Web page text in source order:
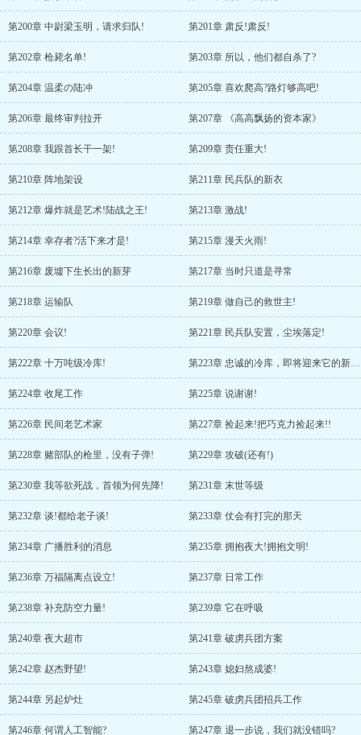
第200章 中尉梁玉明，请求归队! 第201章 肃反!肃反!
第202章 枪毙名单! 第203章 所以，他们都自杀了?
第204章 温柔の陆冲 第205章 喜欢爬高?路灯够高吧!
第206章 最终审判拉开 第207章 《高高飘扬的资本家》
第208章 我跟首长干一架! 第209章 责任重大!
第210章 阵地架设 第211章 民兵队的新衣
第212章 爆炸就是艺术!陆战之王! 第213章 激战!
第214章 幸存者?活下来才是! 第215章 漫天火雨!
第216章 废墟下生长出的新芽 第217章 当时只道是寻常
第218章 运输队 第219章 做自己的救世主!
第220章 会议! 第221章 民兵队安置，尘埃落定!
第222章 十万吨级冷库! 第223章 忠诚的冷库，即将迎来它的新领导!
第224章 收尾工作 第225章 说谢谢!
第226章 民间老艺术家 第227章 捡起来!把巧克力捡起来!!
第228章 赌部队的枪里，没有子弹! 第229章 攻破(还有!)
第230章 我等欲死战，首领为何先降! 第231章 末世等级
第232章 谈!都给老子谈! 第233章 仗会有打完的那天
第234章 广播胜利的消息 第235章 拥抱夜大!拥抱文明!
第236章 万福隔离点设立! 第237章 日常工作
第238章 补充防空力量! 第239章 它在呼吸
第240章 夜大超市 第241章 破虏兵团方案
第242章 赵杰野望! 第243章 媳妇熬成婆!
第244章 另起炉灶 第245章 破虏兵团招兵工作
第246章 何谓人工智能? 第247章 退一步说，我们就没错吗?